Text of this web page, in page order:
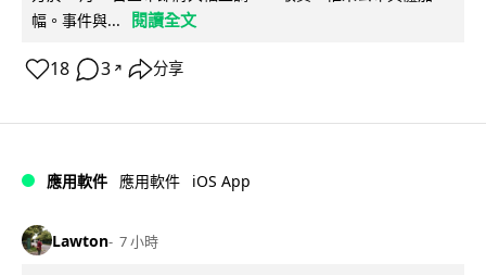
幅。事件與...
閱讀全文
18 3 ↗ 分享
應用軟件 應用軟件 iOS App
Lawton 7 小時